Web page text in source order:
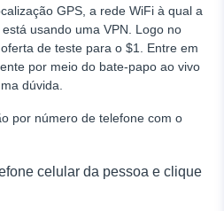
GPS, a rede WiFi à qual a
usando uma VPN. Logo no
de teste para o $1. Entre em
por meio do bate-papo ao vivo
dúvida.
por número de telefone com o
celular da pessoa e clique